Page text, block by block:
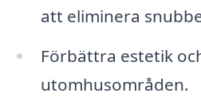
att eliminera
Förbättra estetik
utomhusområden.